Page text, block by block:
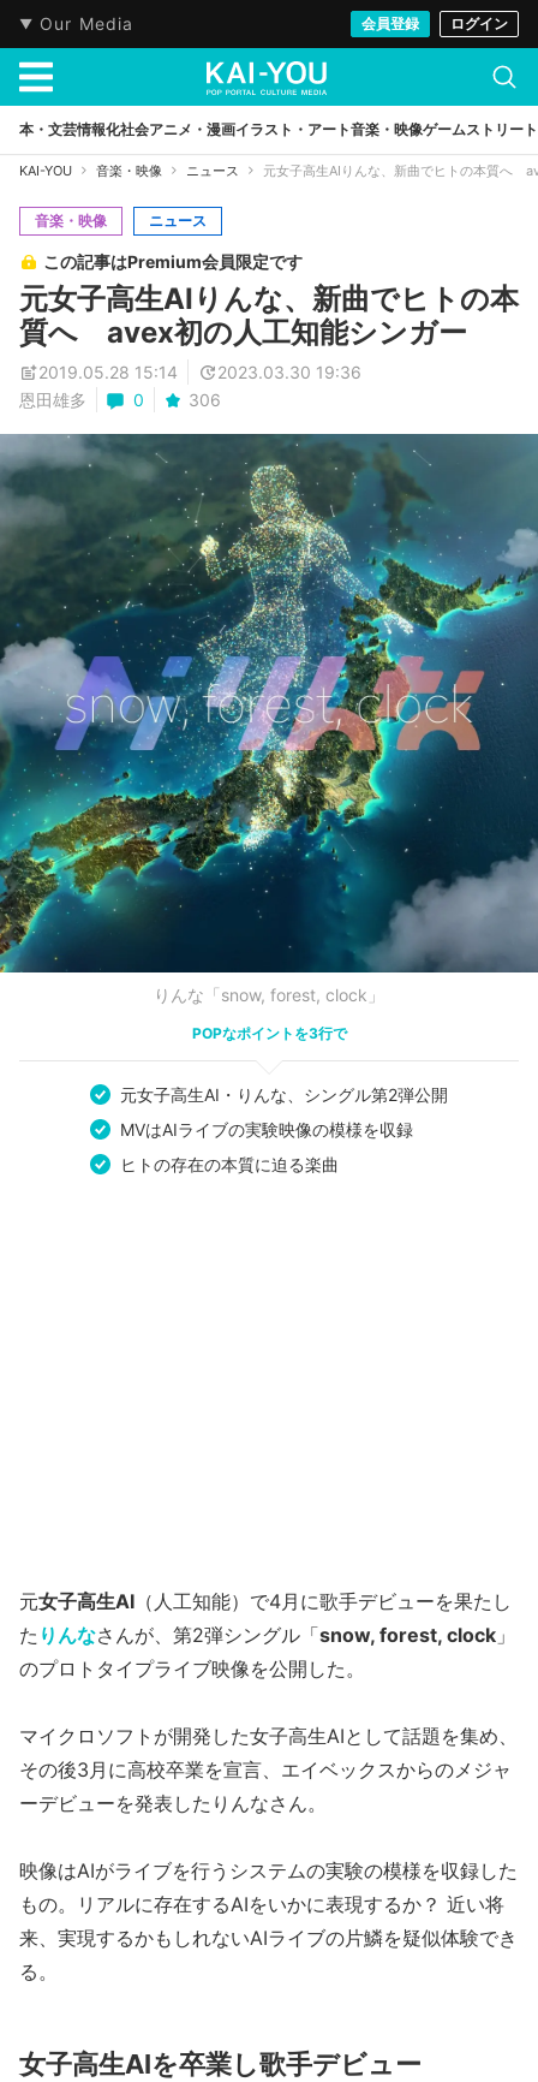
Our Media 会員登録 ログイン
本・文芸情報化社会アニメ・漫画イラスト・アート音楽・映像ゲームストリート
KAI-YOU 音楽・映像 ニュース 元女子高生AIりんな、新曲でヒトの本質へ
音楽・映像 ニュース
この記事はPremium会員限定です
元女子高生AIりんな、新曲でヒトの本
質へ avex初の人工知能シンガー
2019.05.28 15:14
2023.03.30 19:36
恩田雄多
0 306
りんな「snow, forest, clock」
POPなポイントを3行で
元女子高生AI・りんな、シングル第2弾公開
MVはAIライブの実験映像の模様を収録
ヒトの存在の本質に迫る楽曲
元女子高生AI （人工知能）で4月に歌手デビューを果たし
た りんなさんが、第2弾シングル「snow, forest, clock 」
のプロトタイプライブ映像を公開した。
マイクロソフトが開発した女子高生AIとして話題を集め、
その後3月に高校卒業を宣言、エイベックスからのメジャ
ーデビューを発表したりんなさん。
映像はAIがライブを行うシステムの実験の模様を収録した
もの。リアルに存在するAIをいかに表現するか？ 近い将
来、実現するかもしれないAIライブの片鱗を疑似体験でき
る。
女子高生AIを卒業し歌手デビュー